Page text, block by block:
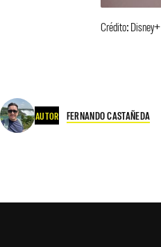
Crédito: Disney+
AUTOR FERNANDO CASTAÑEDA